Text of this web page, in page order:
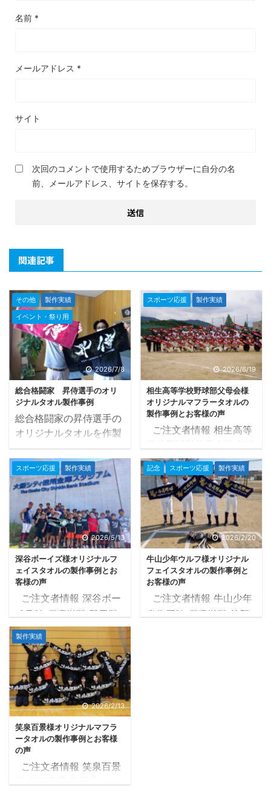
名前 *
メールアドレス *
サイト
次回のコメントで使用するためブラウザーに自分の名
前、メールアドレス、サイトを保存する。
関連記事
その他
製作実績
イベント・祭り用
2026/7/8
総合格闘家 昇侍選手のオリ
ジナルタオル製作事例
総合格闘家の昇侍選手の
オリジナルタオルを作製
させていただき、かなり
かっこいいタオルが完成
いたしました
タオル
ツクールでは以前から昇
侍選手のタオルをご注文
いただき作製させていた
だいておりました！
タオルの品質にもご満足
いただき、大変嬉しいで
す
！！ 今回、2026年
7月18日（土）広島県で
行われる「RIZIN
HIROSHIMA」に昇侍選
手が出場されます！！ 昇
侍選手は1年8ヶ月ぶりの
復帰戦になるそうで、是
非とも勝ってほしいです
...
スポーツ応援 製作実績
2026/6/19
相生高等学校野球部父母会様
オリジナルマフラータオルの
製作事例とお客様の声
ご注文者情報 相生高等
府県 兵庫県 タオルの種
類 マフラータオル
20×107cm タオル産地
国産生地 プリントの種類
染料プリント 色数 2色
黄・エンジ 納品まで ご
注文後タオルツクール営
業日の10日後に納品 補
足 お客様から頂いたイメ
ージを基に製作 目次1 マ
フラータオル製作事例1.1
デザイン確定までの流れ
スポーツ応援 製作実績
2026/5/13
深谷ボーイズ様オリジナルフ
ェイスタオルの製作事例とお
客様の声
ご注文者情報 深谷ボー
イズ様 都道府県 群馬県
タオルの種類 フェイスタ
オル 33×82cm タオル
産地 国産生地 プリント
の種類 染料プリント 色
数 3色 黒、青緑、黄 納
品まで ご注文後タオルツ
クール営業日の9日後に
納品 補足 お客様から頂
いた写真を基に製作 目次
1 フェイスタオル製作事
例1.1 デザイン確定までの
流れ1.2 確定したデザイ
記念 スポーツ応援 製作実績
2026/2/20
牛山少年ウルフ様オリジナル
フェイスタオルの製作事例と
お客様の声
ご注文者情報 牛山少年
ウルフ様 都道府県 愛知
製作実績
2026/2/13
笑泉百景様オリジナルマフラ
ータオルの製作事例とお客様
の声
ご注文者情報 笑泉百景